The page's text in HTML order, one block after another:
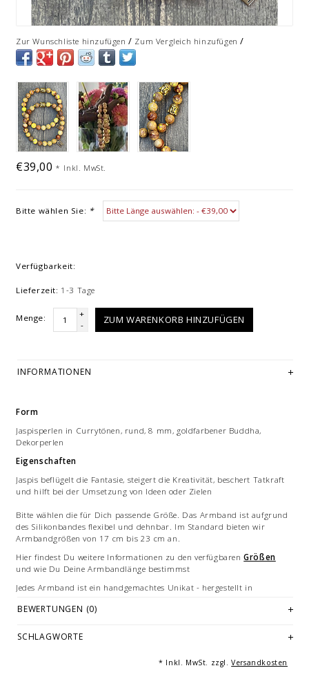
Zur Wunschliste hinzufügen / Zum Vergleich hinzufügen /
€39,00* Inkl. MwSt.
Bitte wählen Sie: *
Verfügbarkeit:
Lieferzeit: 1-3 Tage
Menge:
+
-
ZUM WARENKORB HINZUFÜGEN
INFORMATIONEN
Form
Jaspisperlen in Currytönen, rund, 8 mm, goldfarbener Buddha,
Dekorperlen
Eigenschaften
Jaspis beflügelt die Fantasie, steigert die Kreativität, beschert Tatkraft
und hilft bei der Umsetzung von Ideen oder Zielen
Bitte wählen die für Dich passende Größe. Das Armband ist aufgrund
des Silikonbandes flexibel und dehnbar. Im Standard bieten wir
Armbandgrößen von 17 cm bis 23 cm an.
Hier findest Du weitere Informationen zu den verfügbarenGrößen
und wie Du Deine Armbandlänge bestimmst
Jedes Armband ist ein handgemachtes Unikat - hergestellt in
cm Länge. Je nach Größe variieren die Anzahl und Anordnung der
BEWERTUNGEN (0)
SCHLAGWORTE
* Inkl. MwSt. zzgl.Versandkosten